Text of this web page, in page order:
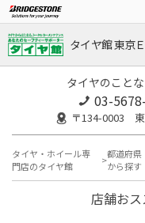
タイヤ館 東京
タイヤのこと
03-
〒134-0003
タイヤ・ホイール専
門店のタイヤ館
都道府県
から探す
店舗お